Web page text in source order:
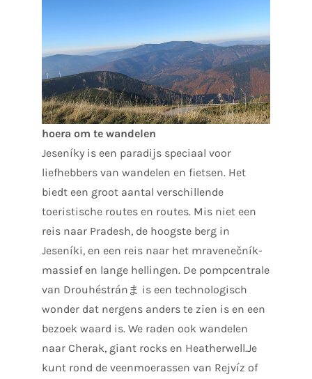
hoera om te wandelen
Jeseníky is een paradijs speciaal voor
liefhebbers van wandelen en fietsen. Het
biedt een groot aantal verschillende
toeristische routes en routes. Mis niet een
reis naar Pradesh, de hoogste berg in
Jeseníki, en een reis naar het mravenečník-
massief en lange hellingen. De pompcentrale
van Drouhéstránま is een technologisch
wonder dat nergens anders te zien is en een
bezoek waard is. We raden ook wandelen
naar Cherak, giant rocks en Heatherwell.Je
kunt rond de veenmoerassen van Rejvíz of